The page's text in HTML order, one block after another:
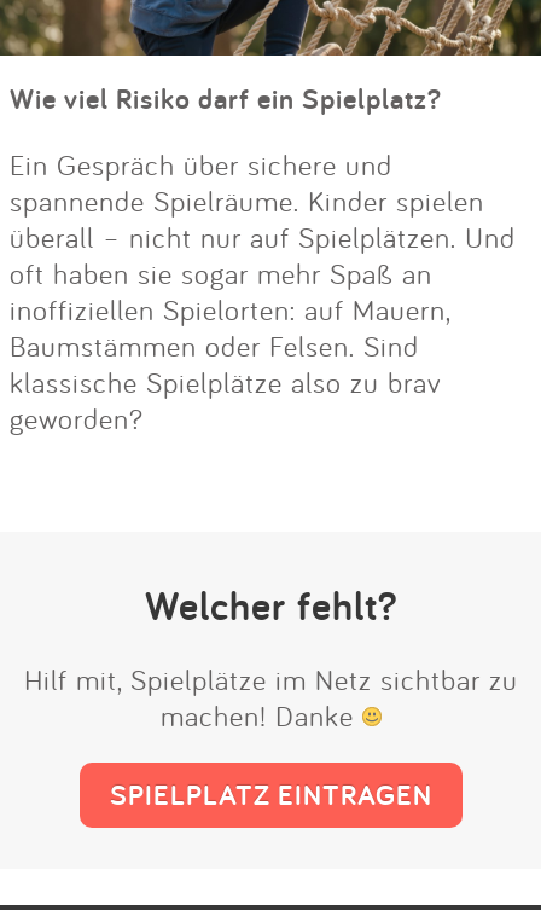
Wie viel Risiko darf ein Spielplatz?
Ein Gespräch über sichere und
spannende Spielräume. Kinder spielen
überall – nicht nur auf Spielplätzen. Und
oft haben sie sogar mehr Spaß an
inoffiziellen Spielorten: auf Mauern,
Baumstämmen oder Felsen. Sind
klassische Spielplätze also zu brav
geworden?
Welcher fehlt?
Hilf mit, Spielplätze im Netz sichtbar zu
machen! Danke
SPIELPLATZ EINTRAGEN